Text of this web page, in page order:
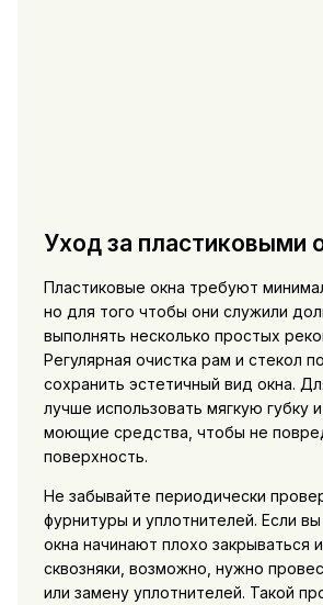
Уход за пластиковыми
Пластиковые окна требуют
но для того чтобы они служили
выполнять несколько простых
Регулярная очистка рам и стекол
сохранить эстетичный вид окна.
лучше использовать мягкую губку
моющие средства, чтобы не
поверхность.
Не забывайте периодически
фурнитуры и уплотнителей. Если
окна начинают плохо закрываться
сквозняки, возможно, нужно
или замену уплотнителей. Такой